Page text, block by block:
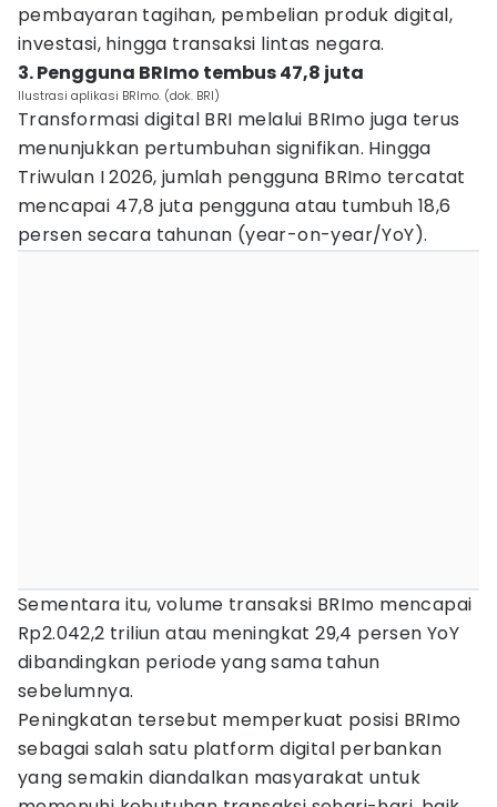
pembayaran tagihan, pembelian produk digital,
investasi, hingga transaksi lintas negara.
3. Pengguna BRImo tembus 47,8 juta
Ilustrasi aplikasi BRImo. (dok. BRI)
Transformasi digital BRI melalui BRImo juga terus
menunjukkan pertumbuhan signifikan. Hingga
Triwulan I 2026, jumlah pengguna BRImo tercatat
mencapai 47,8 juta pengguna atau tumbuh 18,6
persen secara tahunan (year-on-year/YoY).
Sementara itu, volume transaksi BRImo mencapai
Rp2.042,2 triliun atau meningkat 29,4 persen YoY
dibandingkan periode yang sama tahun
sebelumnya.
Peningkatan tersebut memperkuat posisi BRImo
sebagai salah satu platform digital perbankan
yang semakin diandalkan masyarakat untuk